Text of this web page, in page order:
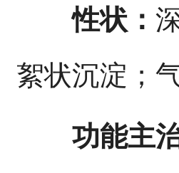
性状：
絮状沉淀；
功能主